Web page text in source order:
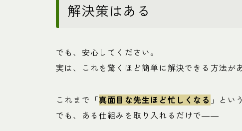
解決策はある
でも、安心してください。
実は、これを驚くほど簡単に解決できる方法が
これまで「真面目な先生ほど忙しくなる 」とい
でも、ある仕組みを取り入れるだけで――